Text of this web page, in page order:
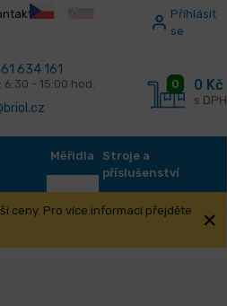
Příhlásit
se
634 161
6:30 - 15:00 hod. 0 0 Kč
s DPH
Měřidla
Stroje a
příslušenství
ceny. Pro více informací přejděte